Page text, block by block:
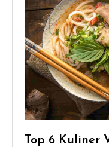
Top 6 Kuliner